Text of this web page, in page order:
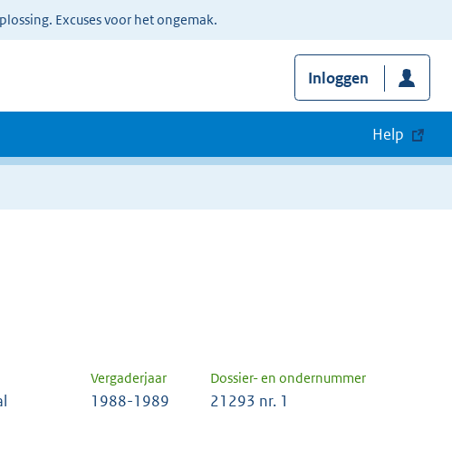
Excuses voor het ongemak.
Inloggen
Help
Vergaderjaar Dossier- en ondernummer
1988-1989 21293 nr. 1